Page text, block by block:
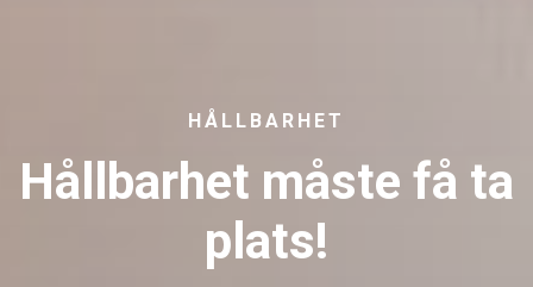
HÅLLBARHET
Hållbarhet måste få ta
plats!